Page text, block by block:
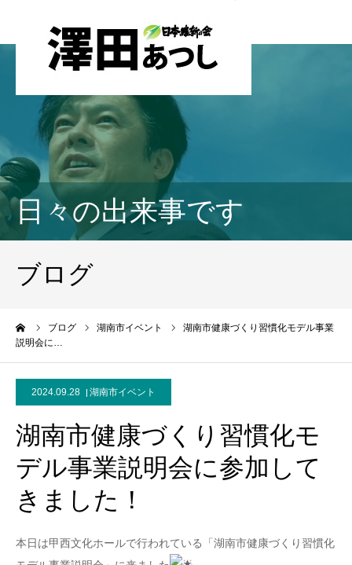
日々の出来事です
ブログ
ブログ 湖南市イベント
湖南市健康づくり習慣化モデル事業
説明会に…
2024.09.28 湖南市イベント
湖南市健康づくり習慣化モ
デル事業説明会に参加して
きました！
本日は甲西文化ホールで行われている「湖南市健康づくり習慣化